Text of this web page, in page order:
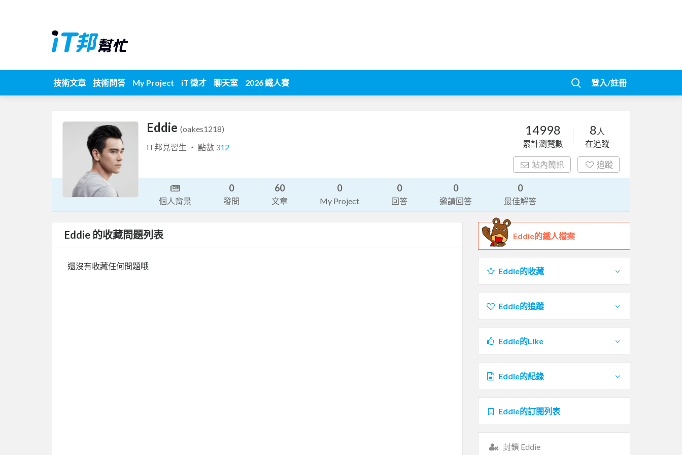
技術文章 技術問答 My Project iT 徵才 聊天室 2026 鐵人賽 登入/註冊
Eddie (oakes1218)
iT邦見習生 ‧ 點數 312
14998
累計瀏覽數
8 人
在追蹤
站內簡訊 追蹤
個人背景
0
發問
60
文章
0
My Project
0
回答
0
邀請回答
0
最佳解答
Eddie 的收藏問題列表
還沒有收藏任何問題哦
Eddie的鐵人檔案
Eddie的收藏
Eddie的追蹤
Eddie的Like
Eddie的紀錄
Eddie的訂閱列表
封鎖 Eddie